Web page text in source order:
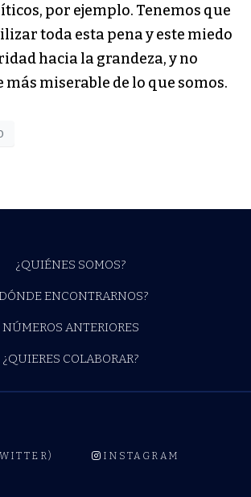
por ejemplo. Tenemos que
toda esta pena y este miedo
hacia la grandeza, y no
miserable de lo que somos.
¿QUIÉNES SOMOS?
ENCONTRARNOS?
NÚMEROS ANTERIORES
¿QUIERES COLABORAR?
INSTAGRAM